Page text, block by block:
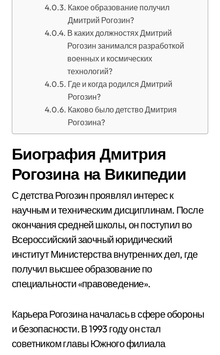
Какое образование получил
Дмитрий Рогозин?
В каких должностях Дмитрий
Рогозин занимался разработкой
военных и космических
технологий?
Где и когда родился Дмитрий
Рогозин?
Каково было детство Дмитрия
Рогозина?
Биография Дмитрия
Рогозина на Википедии
С детства Рогозин проявлял интерес к
научным и техническим дисциплинам. После
окончания средней школы, он поступил во
Всероссийский заочный юридический
институт Министерства внутренних дел, где
получил высшее образование по
специальности «правоведение».
Карьера Рогозина началась в сфере обороны
и безопасности. В 1993 году он стал
советником главы Южного филиала